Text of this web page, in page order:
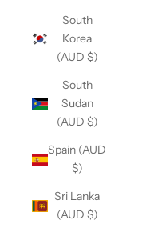
South
Korea
(AUD $)
South
Sudan
(AUD $)
Spain (AUD
$)
Sri Lanka
(AUD $)